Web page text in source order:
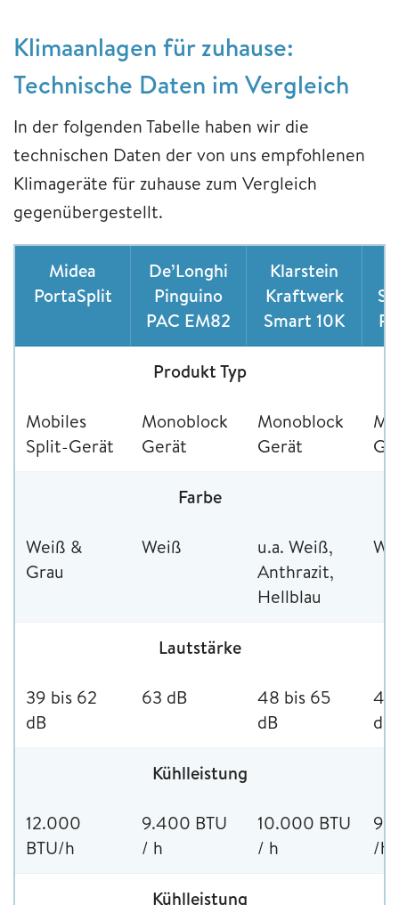
Klimaanlagen für zuhause:
Technische Daten im Vergleich
In der folgenden Tabelle haben wir die
technischen Daten der von uns empfohlenen
Klimageräte für zuhause zum Vergleich
gegenübergestellt.
Midea
PortaSplit
De’Longhi
Pinguino
PAC EM82
Klarstein
Kraftwerk
Smart 10K
Produkt Typ
Mobiles
Split-Gerät
Monoblock
Gerät
Monoblock
Gerät
Farbe
Weiß &
Grau
Weiß
u.a. Weiß,
Anthrazit,
Hellblau
Lautstärke
39 bis 62
dB
63 dB
48 bis 65
dB
43
dB
Kühlleistung
12.000
BTU/h
9.400 BTU
/ h
10.000 BTU
/ h
/h
Kühlleistung